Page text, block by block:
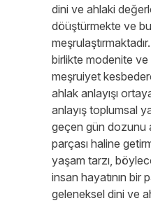
dini ve ahlaki
döüştürmekte ve
birlikte modenite ve
meşruiyet
ahlak anlayışı
anlayış toplumsal
geçen gün dozunu
parçası haline
yaşam tarzı,
insan hayatının bir
geleneksel dini ve